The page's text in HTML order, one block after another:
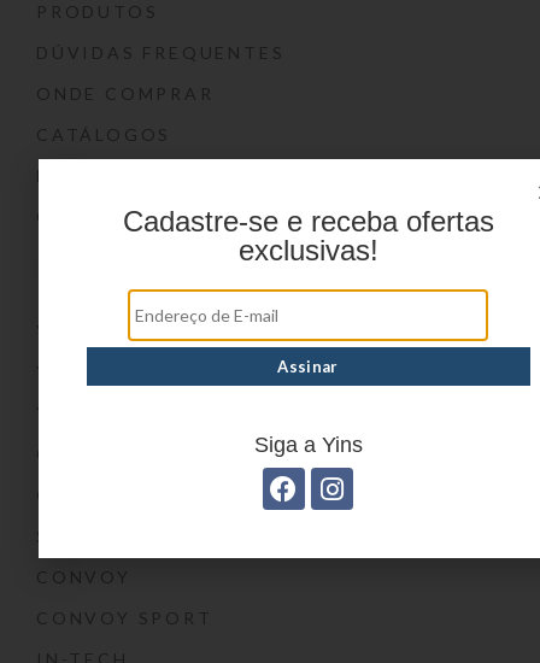
PRODUTOS
DÚVIDAS FREQUENTES
ONDE COMPRAR
CATÁLOGOS
BLOG
CONTATO
CONVOY
CONVOY SPORT
Cadastre-se e receba ofertas
exclusivas!
Siga a Yins